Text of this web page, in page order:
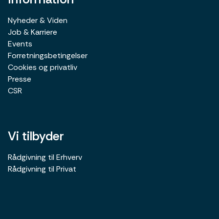
Nyheder & Viden
Job & Karriere
Events
Forretningsbetingelser
Cookies og privatliv
Presse
CSR
Vi tilbyder
Rådgivning til Erhverv
Rådgivning til Privat